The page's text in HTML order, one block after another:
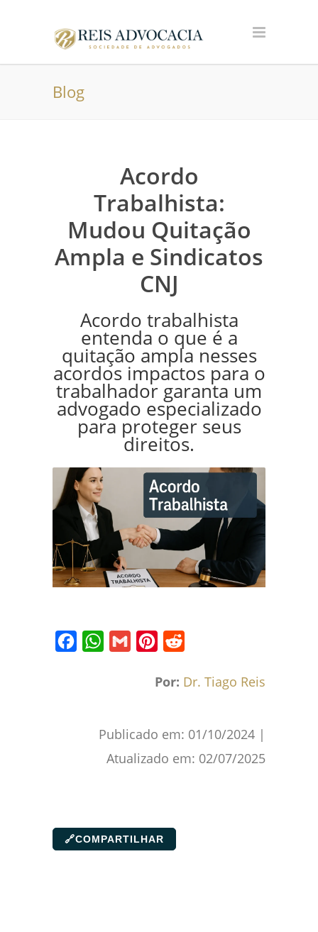
Blog
Acordo
Trabalhista:
Mudou Quitação
Ampla e Sindicatos
CNJ
Acordo trabalhista
entenda o que é a
quitação ampla nesses
acordos impactos para o
trabalhador garanta um
advogado especializado
para proteger seus
direitos.
FacebookWhatsApp
Gmail Pinterest
Por: Dr. Tiago Reis
Publicado em: 01/10/2024 |
Atualizado em: 02/07/2025
🔗COMPARTILHAR